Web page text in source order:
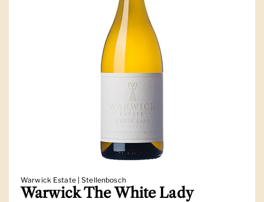
Warwick Estate | Stellenbosch
Warwick The White Lady